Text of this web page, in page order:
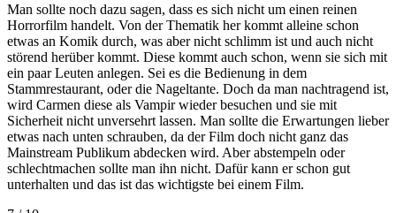
Man sollte noch dazu sagen, dass es sich nicht um einen reinen
Horrorfilm handelt. Von der Thematik her kommt alleine schon
etwas an Komik durch, was aber nicht schlimm ist und auch nicht
störend herüber kommt. Diese kommt auch schon, wenn sie sich mit
ein paar Leuten anlegen. Sei es die Bedienung in dem
Stammrestaurant, oder die Nageltante. Doch da man nachtragend ist,
wird Carmen diese als Vampir wieder besuchen und sie mit
Sicherheit nicht unversehrt lassen. Man sollte die Erwartungen lieber
etwas nach unten schrauben, da der Film doch nicht ganz das
Mainstream Publikum abdecken wird. Aber abstempeln oder
schlechtmachen sollte man ihn nicht. Dafür kann er schon gut
unterhalten und das ist das wichtigste bei einem Film.